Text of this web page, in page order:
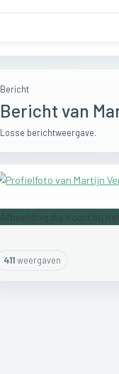
Bericht
Bericht van
Losse berichtweergave.
411weergaven